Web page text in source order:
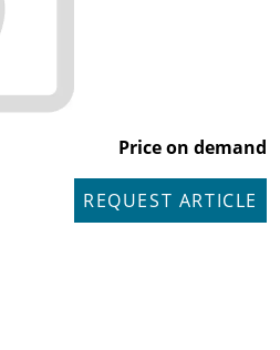
Price on demand
REQUEST ARTICLE